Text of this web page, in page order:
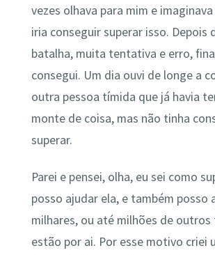
vezes olhava para mim e
iria conseguir superar isso. Depois
batalha, muita tentativa e erro,
consegui. Um dia ouvi de longe a
outra pessoa tímida que já havia
monte de coisa, mas não tinha
superar.
Parei e pensei, olha, eu sei como
posso ajudar ela, e também posso
milhares, ou até milhões de
estão por ai. Por esse motivo criei